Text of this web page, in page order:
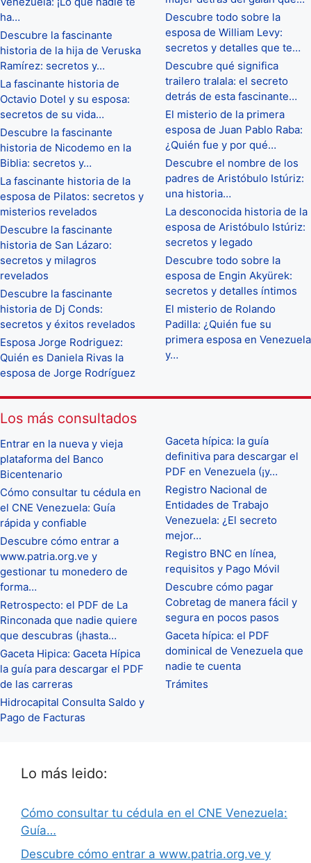
ha…
Descubre la fascinante
historia de la hija de Veruska
Ramírez: secretos y…
La fascinante historia de
Octavio Dotel y su esposa:
secretos de su vida…
Descubre la fascinante
historia de Nicodemo en la
Biblia: secretos y…
La fascinante historia de la
esposa de Pilatos: secretos y
misterios revelados
Descubre la fascinante
historia de San Lázaro:
secretos y milagros
revelados
Descubre la fascinante
historia de Dj Conds:
secretos y éxitos revelados
Esposa Jorge Rodriguez:
Quién es Daniela Rivas la
esposa de Jorge Rodríguez
Descubre todo sobre la
esposa de William Levy:
secretos y detalles que te…
Descubre qué significa
trailero tralala: el secreto
detrás de esta fascinante…
El misterio de la primera
esposa de Juan Pablo Raba:
¿Quién fue y por qué…
Descubre el nombre de los
padres de Aristóbulo Istúriz:
una historia…
La desconocida historia de la
esposa de Aristóbulo Istúriz:
secretos y legado
Descubre todo sobre la
esposa de Engin Akyürek:
secretos y detalles íntimos
El misterio de Rolando
Padilla: ¿Quién fue su
primera esposa en Venezuela
y…
Los más consultados
Entrar en la nueva y vieja
plataforma del Banco
Bicentenario
Cómo consultar tu cédula en
el CNE Venezuela: Guía
rápida y confiable
Descubre cómo entrar a
www.patria.org.ve y
gestionar tu monedero de
forma…
Retrospecto: el PDF de La
Rinconada que nadie quiere
que descubras (¡hasta…
Gaceta Hipica: Gaceta Hípica
la guía para descargar el PDF
de las carreras
Hidrocapital Consulta Saldo y
Pago de Facturas
Gaceta hípica: la guía
definitiva para descargar el
PDF en Venezuela (¡y…
Registro Nacional de
Entidades de Trabajo
Venezuela: ¿El secreto
mejor…
Registro BNC en línea,
requisitos y Pago Móvil
Descubre cómo pagar
Cobretag de manera fácil y
segura en pocos pasos
Gaceta hípica: el PDF
dominical de Venezuela que
nadie te cuenta
Trámites
Lo más leido:
Cómo consultar tu cédula en el CNE Venezuela:
Guía…
Descubre cómo entrar a www.patria.org.ve y